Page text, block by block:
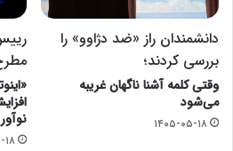
دانشمندان راز «ضد دژاوو» را
بررسی کردند؛
وقتی کلمه آشنا ناگهان غریبه
می‌شود
۱۴۰۵-۰۵-۱۸
نوآور